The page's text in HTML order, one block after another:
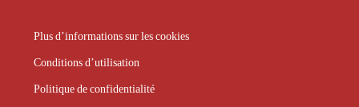
Plus d’informations sur les cookies
Conditions d’utilisation
Politique de confidentialité